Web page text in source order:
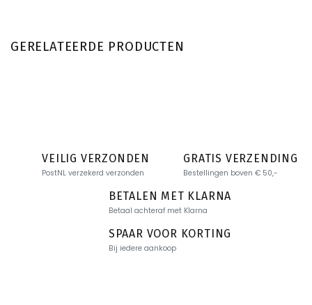
GERELATEERDE PRODUCTEN
VEILIG VERZONDEN
PostNL verzekerd verzonden
GRATIS VERZENDING
Bestellingen boven € 50,-
BETALEN MET KLARNA
Betaal achteraf met Klarna
SPAAR VOOR KORTING
Bij iedere aankoop